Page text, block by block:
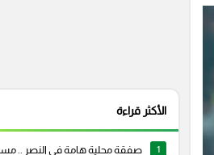
الأكثر قراءة
1
صفقة محلية هامة في النصر ..